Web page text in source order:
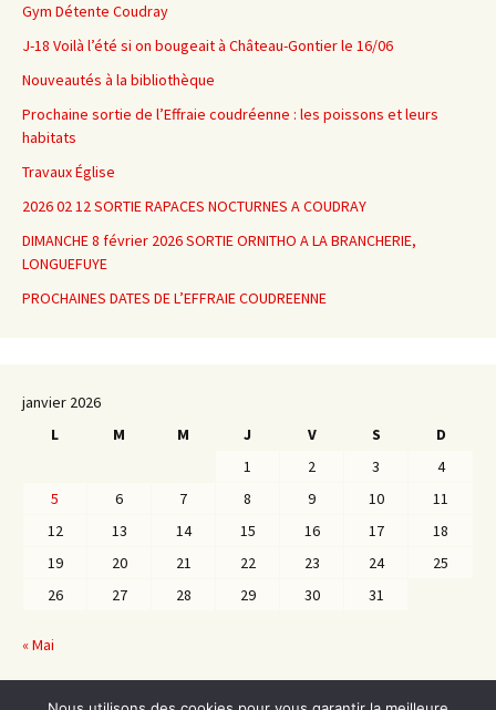
Gym Détente Coudray
J-18 Voilà l’été si on bougeait à Château-Gontier le 16/06
Nouveautés à la bibliothèque
Prochaine sortie de l’Effraie coudréenne : les poissons et leurs
habitats
Travaux Église
2026 02 12 SORTIE RAPACES NOCTURNES A COUDRAY
DIMANCHE 8 février 2026 SORTIE ORNITHO A LA BRANCHERIE,
LONGUEFUYE
PROCHAINES DATES DE L’EFFRAIE COUDREENNE
janvier 2026
L
M M J V S
D
1
2 3
4
5
6 7 8 9 10
11
12
13 14 15 16 17
18
19
20 21 22 23 24
25
26
27 28 29 30 31
« Mai